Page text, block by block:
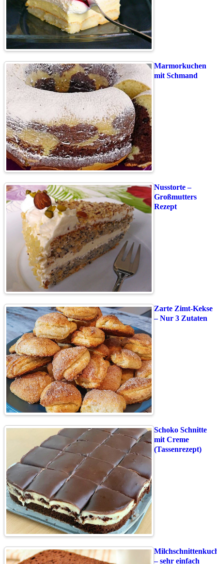
Marmorkuchen
mit Schmand
Nusstorte –
Großmutters
Rezept
Zarte Zimt-Kekse
– Nur 3 Zutaten
Schoko Schnitte
mit Creme
(Tassenrezept)
– sehr einfach